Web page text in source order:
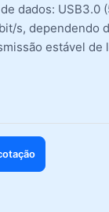
dados: USB3.0
s, dependendo
estável de